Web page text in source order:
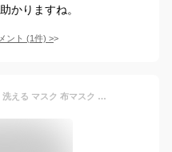
かりますね。
ント (1件) >
【2/11迄大幅値下】ACE FLAG 洗える マスク 布マスク 大きいサイズ 調整 メンズ レディース 春夏秋冬用 白/黒 エースフラッグ 立体マスク 即納 おしゃれ かっこいい シンプル ワンポイント ブランドロゴ 刺繍 b系 ヒップホップ ダンス ストリート系 ブランド AF-MK-CO-02